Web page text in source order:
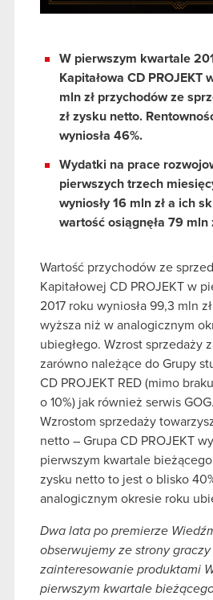
W pierwszym kwartale
Kapitałowa CD PROJEKT
mln zł przychodów ze
zł zysku netto.
wyniosła 46%.
Wydatki na prace
pierwszych trzech
wyniosły 16 mln zł a ich
wartość osiągnęła 79 mln
Wartość przychodów ze
Kapitałowej CD PROJEKT w
2017 roku wyniosła 99,3 mln zł
wyższa niż w analogicznym
ubiegłego. Wzrost sprzedaży
zarówno należące do Grupy
CD PROJEKT RED (mimo
o 10%) jak również serwis
Wzrostom sprzedaży
netto – Grupa CD PROJEKT
pierwszym kwartale
zysku netto to jest o blisko
analogicznym okresie roku
Dwa lata po premierze
obserwujemy ze strony graczy
zainteresowanie produktami
pierwszym kwartale